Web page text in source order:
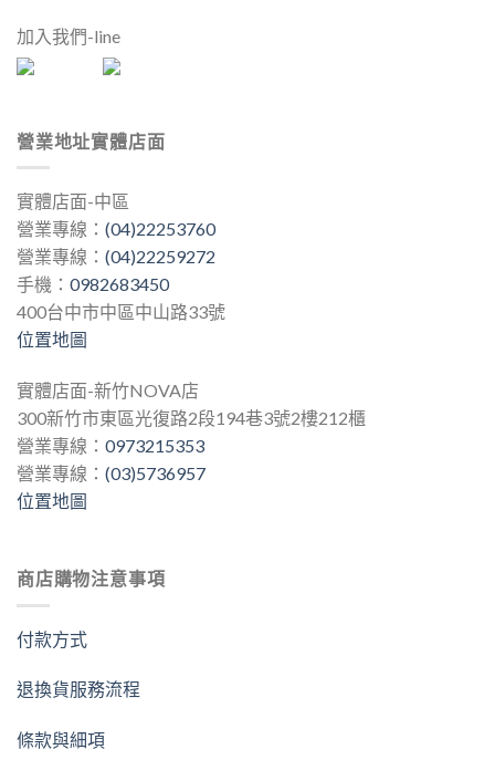
加入我們-line
營業地址實體店面
實體店面-中區
營業專線： (04)22253760
營業專線： (04)22259272
手機： 0982683450
400台中市中區中山路33號
位置地圖
實體店面-新竹NOVA店
300新竹市東區光復路2段194巷3號2樓212櫃
營業專線： 0973215353
營業專線： (03)5736957
位置地圖
商店購物注意事項
付款方式
退換貨服務流程
條款與細項